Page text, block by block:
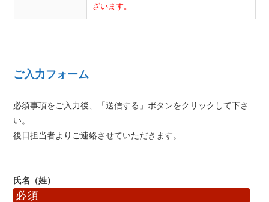
ざいます。
ご入力フォーム
必須事項をご入力後、「送信する」ボタンをクリックして下さ
い。
後日担当者よりご連絡させていただきます。
氏名（姓）
必須